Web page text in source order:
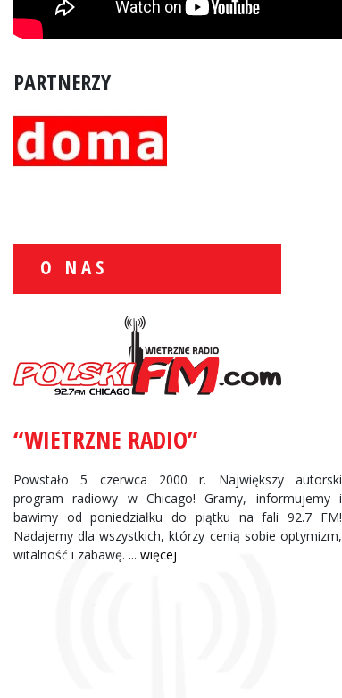
PARTNERZY
O NAS
“WIETRZNE RADIO”
Powstało 5 czerwca 2000 r. Największy autorski
program radiowy w Chicago! Gramy, informujemy i
bawimy od poniedziałku do piątku na fali 92.7 FM!
Nadajemy dla wszystkich, którzy cenią sobie optymizm,
witalność i zabawę. ... więcej
Informacje Giełdowe